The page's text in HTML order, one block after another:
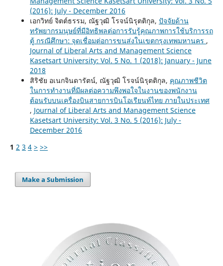
(2016): July - December 2016
เอกวิทย์ จิตต์ธรรม, ณัฐวุฒิ โรจน์นิรุตติกุล, ปัจจัยด้าน
ทรัพยากรมนุษย์ที่มีอิทธิพลต่อการรับรู้คุณภาพการใช้บริการรถ
ตู้ กรณีศึกษา: จุดเชื่อมต่อการขนส่งในเขตกรุงเทพมหานคร ,
Journal of Liberal Arts and Management Science
Kasetsart University: Vol. 5 No. 1 (2018): January - June
2018
สิริชัย อเนกจินดารัตน์, ณัฐวุฒิ โรจน์นิรุตติกุล, คุณภาพชีวิต
ในการทำงานที่มีผลต่อความพึงพอใจในงานของพนักงาน
ต้อนรับบนเครื่องบินสายการบินโอเรียนท์ไทย ภายในประเทศ
, Journal of Liberal Arts and Management Science
Kasetsart University: Vol. 3 No. 5 (2016): July -
December 2016
1 2 3 4 > >>
Make a Submission